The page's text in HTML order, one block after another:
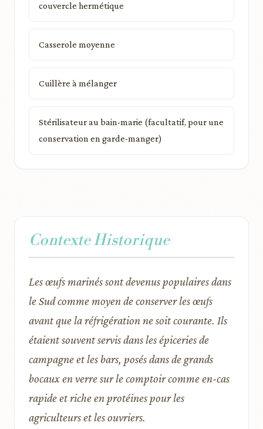
couvercle hermétique
Casserole moyenne
Cuillère à mélanger
Stérilisateur au bain-marie (facultatif, pour une
conservation en garde-manger)
Contexte Historique
Les œufs marinés sont devenus populaires dans
le Sud comme moyen de conserver les œufs
avant que la réfrigération ne soit courante. Ils
étaient souvent servis dans les épiceries de
campagne et les bars, posés dans de grands
bocaux en verre sur le comptoir comme en-cas
rapide et riche en protéines pour les
agriculteurs et les ouvriers.